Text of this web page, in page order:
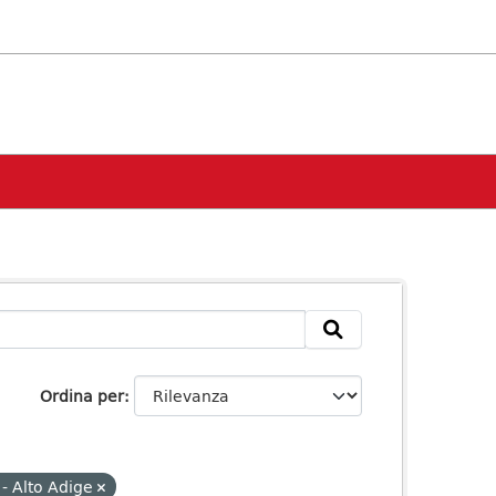
Ordina per
Alto Adige